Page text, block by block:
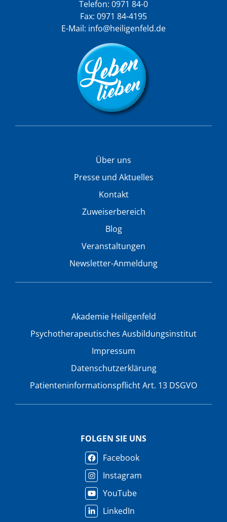
Telefon: 0971 84-0
Fax: 0971 84-4195
E-Mail: info@heiligenfeld.de
Über uns
Presse und Aktuelles
Kontakt
Zuweiserbereich
Blog
Veranstaltungen
Newsletter-Anmeldung
Akademie Heiligenfeld
Psychotherapeutisches Ausbildungsinstitut
Impressum
Datenschutzerklärung
Patienteninformationspflicht Art. 13 DSGVO
FOLGEN SIE UNS
Facebook
Instagram
YouTube
LinkedIn